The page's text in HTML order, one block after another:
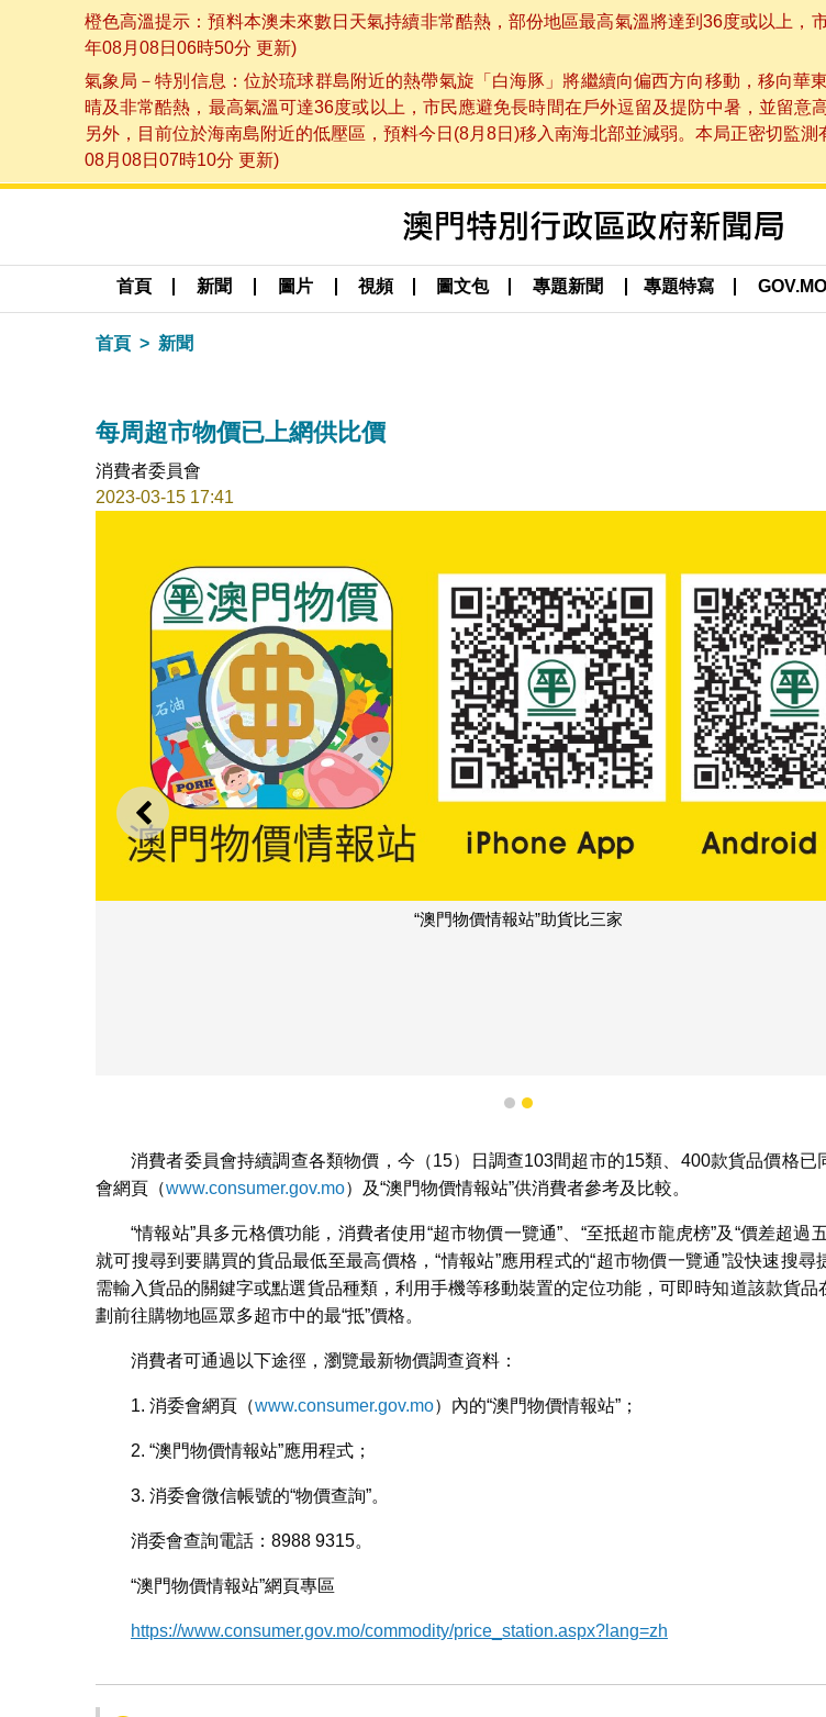
橙色高溫提示：預料本澳未來數日天氣持續非常酷熱，部份地區最高氣溫將達到36度或以上
年08月08日06時50分 更新)
氣象局－特別信息：位於琉球群島附近的熱帶氣旋「白海豚」將繼續向偏西方向移動，移向
晴及非常酷熱，最高氣溫可達36度或以上，市民應避免長時間在戶外逗留及提防中暑，並留意
另外，目前位於海南島附近的低壓區，預料今日(8月8日)移入南海北部並減弱。本局正密切監
08月08日07時10分 更新)
首頁 新聞 圖片 視頻 圖文包 專題新聞 專題特寫 GOV.MO
首頁 新聞
每周超市物價已上網供比價
消費者委員會
2023-03-15 17:41
上一則
“澳門物價情報站”助貨比三家
1 2
消費者委員會持續調查各類物價，今（15）日調查103間超市的15類、400款貨品價格已
會網頁（www.consumer.gov.mo）及“澳門物價情報站”供消費者參考及比較。
“情報站”具多元格價功能，消費者使用“超市物價一覽通”、“至抵超市龍虎榜”及“價差超過
就可搜尋到要購買的貨品最低至最高價格，“情報站”應用程式的“超市物價一覽通”設快速搜尋
需輸入貨品的關鍵字或點選貨品種類，利用手機等移動裝置的定位功能，可即時知道該款貨品
劃前往購物地區眾多超市中的最“抵”價格。
消費者可通過以下途徑，瀏覽最新物價調查資料：
1. 消委會網頁（www.consumer.gov.mo）內的“澳門物價情報站”；
2. “澳門物價情報站”應用程式；
3. 消委會微信帳號的“物價查詢”。
消委會查詢電話：8988 9315。
“澳門物價情報站”網頁專區
https://www.consumer.gov.mo/commodity/price_station.aspx?lang=zh